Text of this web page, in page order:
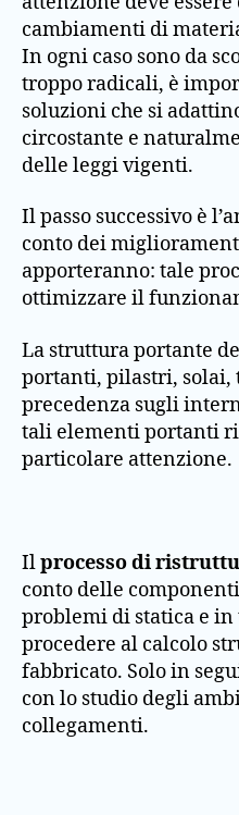
cambiamenti di
In ogni caso sono da
troppo radicali, è
soluzioni che si
circostante e
delle leggi vigenti.
Il passo successivo è
conto dei
apporteranno: tale
ottimizzare il
La struttura portante
portanti, pilastri, solai,
precedenza sugli
tali elementi portanti
particolare attenzione.
Ilprocesso di
conto delle
problemi di statica e in
procedere al calcolo
fabbricato. Solo in
con lo studio degli
collegamenti.